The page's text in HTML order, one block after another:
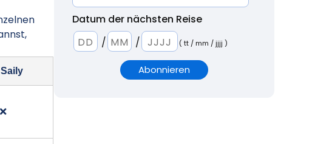
Saily
❌
Datum der nächsten Reise
/
/ ( tt / mm / jjjj )